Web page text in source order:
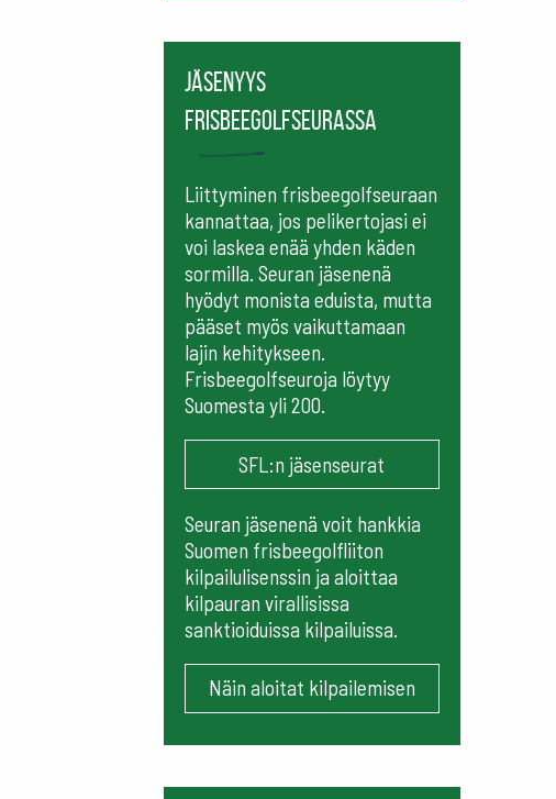
Jäsenyys
frisbeegolfseurassa
Liittyminen frisbeegolfseuraan
kannattaa, jos pelikertojasi ei
voi laskea enää yhden käden
sormilla. Seuran jäsenenä
hyödyt monista eduista, mutta
pääset myös vaikuttamaan
lajin kehitykseen.
Frisbeegolfseuroja löytyy
Suomesta yli 200.
SFL:n jäsenseurat
Seuran jäsenenä voit hankkia
Suomen frisbeegolfliiton
kilpailulisenssin ja aloittaa
kilpauran virallisissa
sanktioiduissa kilpailuissa.
Näin aloitat kilpailemisen